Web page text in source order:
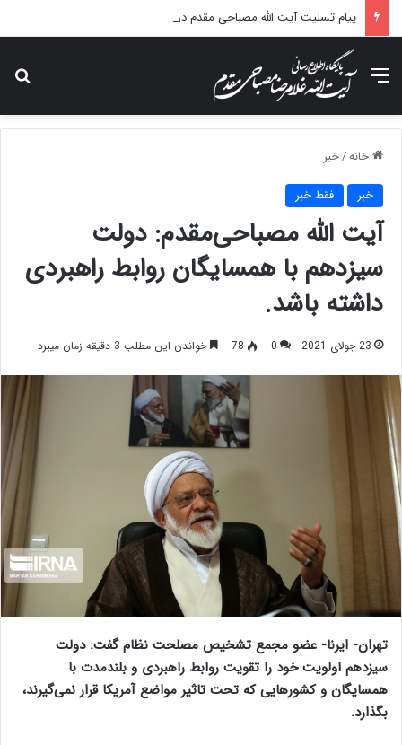
منو
خانه/خبر
خبر فقط خبر
آیت الله مصباحی‌مقدم: دولت
سیزدهم با همسایگان روابط راهبردی
داشته باشد.
23 جولای 2021 0
78 خواندن این مطلب 3 دقیقه زمان میبرد
تهران- ایرنا- عضو مجمع تشخیص مصلحت نظام گفت: دولت
سیزدهم اولویت خود را تقویت روابط راهبردی و بلندمدت با
همسایگان و کشورهایی که تحت تاثیر مواضع آمریکا قرار نمی‌گیرند،
بگذارد.